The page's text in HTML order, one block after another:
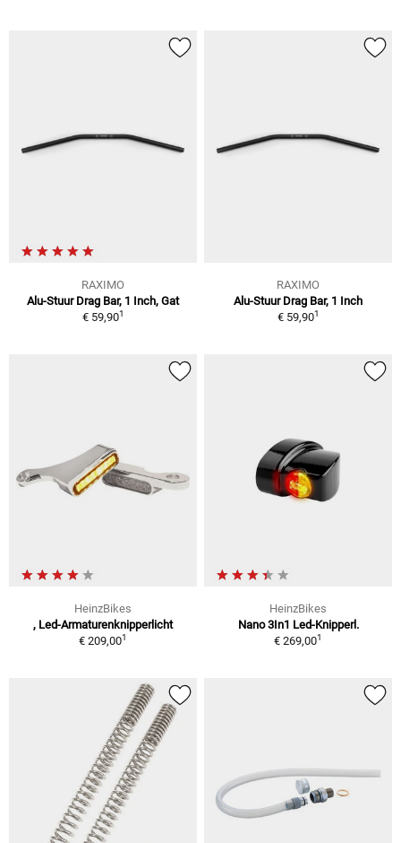
RAXIMO
Alu-Stuur Drag Bar, 1 Inch, Gat
€ 59,901
RAXIMO
Alu-Stuur Drag Bar, 1 Inch
€ 59,901
HeinzBikes
, Led-Armaturenknipperlicht
€ 209,001
HeinzBikes
Nano 3In1 Led-Knipperl.
€ 269,001